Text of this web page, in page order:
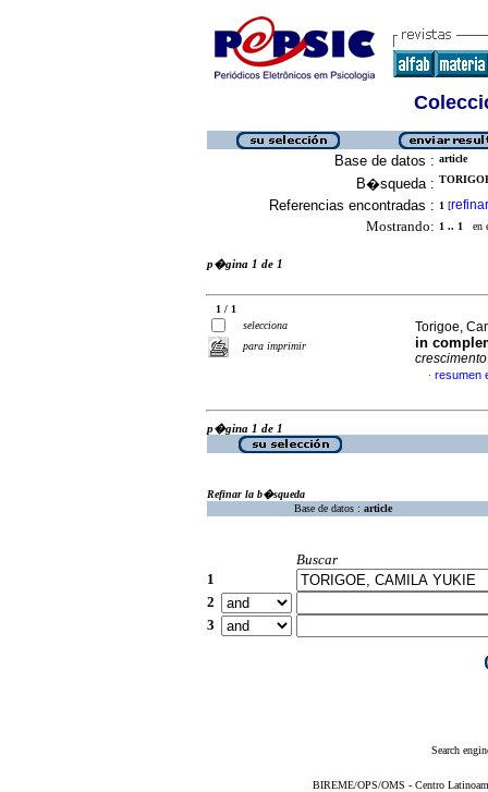
Base de datos : article
B�squeda :
Referencias encontradas : 1 [refinar
Mostrando: 1 .. 1 en
p�gina 1 de 1
1 / 1
selecciona
para imprimir
Torigoe,
in
· resumen
p�gina 1 de 1
Refinar la b�squeda
Base de datos : article
Buscar
1
2
3
Search
BIREME/OPS/OMS - Centro